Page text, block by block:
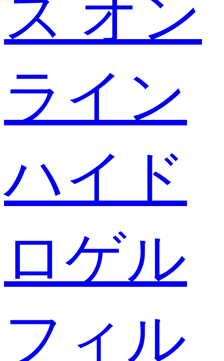
ス オン
ライン
ハイド
ロゲル
フィル